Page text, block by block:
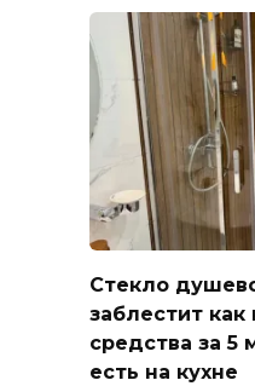
Стекло
заблестит
средства за 5
есть на кухне